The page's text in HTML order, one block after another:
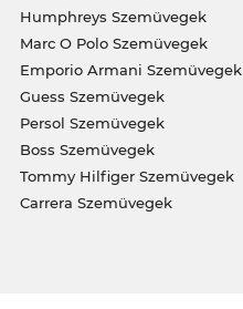
Humphreys Szemüvegek
Marc O Polo Szemüvegek
Emporio Armani Szemüvegek
Guess Szemüvegek
Persol Szemüvegek
Boss Szemüvegek
Tommy Hilfiger Szemüvegek
Carrera Szemüvegek